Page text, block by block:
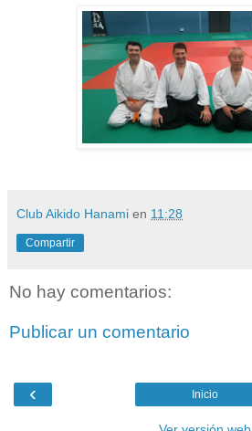
Club Aikido Hanami en 11:28
Compartir
No hay comentarios:
Publicar un comentario
‹ Inicio